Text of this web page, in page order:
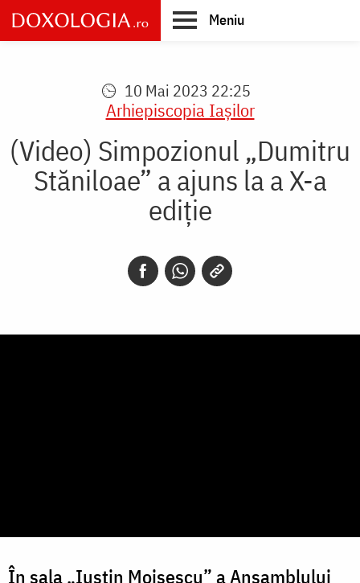
Skip
to
main
Meniu
10 Mai 2023 22:25
Arhiepiscopia Iaşilor
(Video) Simpozionul „Dumitru
Stăniloae” a ajuns la a X-a
ediție
În sala „Iustin Moisescu” a Ansamblului